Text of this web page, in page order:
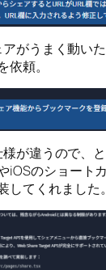
がうまく動い
依頼。
が違うので、
iOSのショート
してくれました。